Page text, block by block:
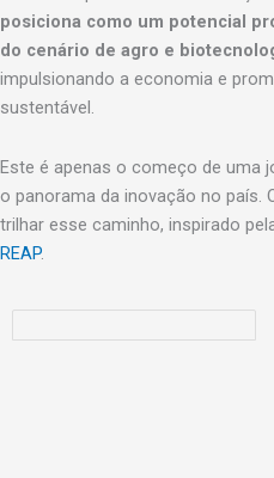
posiciona como um potencial
do cenário de agro e
impulsionando a economia e
sustentável.
Este é apenas o começo de uma
o panorama da inovação no país.
trilhar esse caminho, inspirado
REAP.